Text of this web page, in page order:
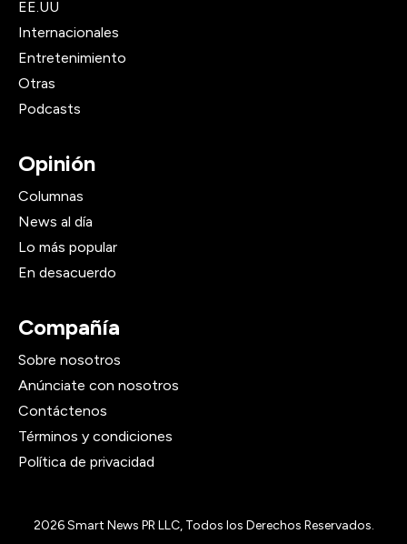
EE.UU
Internacionales
Entretenimiento
Otras
Podcasts
Opinión
Columnas
News al día
Lo más popular
En desacuerdo
Compañía
Sobre nosotros
Anúnciate con nosotros
Contáctenos
Términos y condiciones
Política de privacidad
2026Smart News PR LLC, Todos los Derechos Reservados.